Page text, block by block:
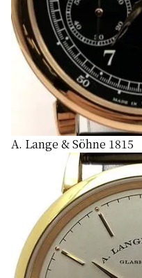
A. Lange & Söhne 1815